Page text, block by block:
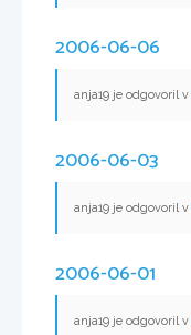
2006-06-06
anja19 je odgovoril v
2006-06-03
anja19 je odgovoril v
2006-06-01
anja19 je odgovoril v